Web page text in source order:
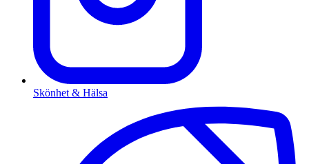
Skönhet & Hälsa